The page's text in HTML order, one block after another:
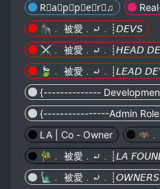
R⃠a⃠p⃠p⃠e⃠r⃠♫
🦍﹒ 被愛﹒⤾﹒┊𝘋𝘌𝘝𝘚
⚔️﹒ 被愛﹒⤾﹒┊𝘏𝘌𝘈𝘋
🍃﹒ 被愛﹒⤾﹒┊𝘓𝘌𝘈𝘋
{--------------
{----------------Admin
LA | Co - Owner
🎋﹒ 被愛﹒⤾﹒┊𝘓𝘈
🗽﹒ 被愛﹒⤾﹒┊𝘖𝘞𝘕𝘌𝘙𝘚